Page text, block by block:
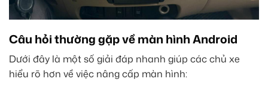
Câu hỏi thường gặp về màn hình Android
Dưới đây là một số giải đáp nhanh giúp các chủ xe
hiểu rõ hơn về việc nâng cấp màn hình: